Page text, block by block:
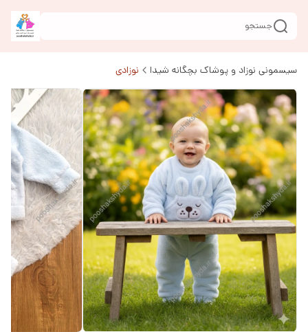
جستجو
سیسمونی نوزاد و پوشاک بچگانه شیدا نوزادی